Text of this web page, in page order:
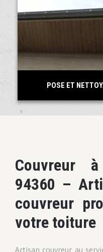
POSE ET
Couvreur
94360 –
couvreur
votre toiture
Artisan couvreur au